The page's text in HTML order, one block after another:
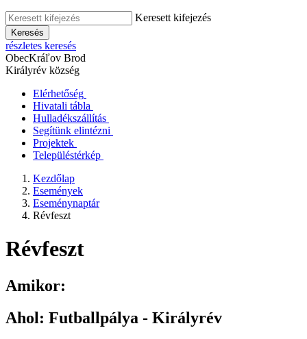
Keresett kifejezés
Keresés
részletes keresés
ObecKráľov Brod
Királyrév község
Elérhetőség
Hivatali tábla
Hulladékszállítás
Segítünk elintézni
Projektek
Településtérkép
Kezdőlap
Események
Eseménynaptár
Révfeszt
Révfeszt
Amikor:
Ahol: Futballpálya - Királyrév